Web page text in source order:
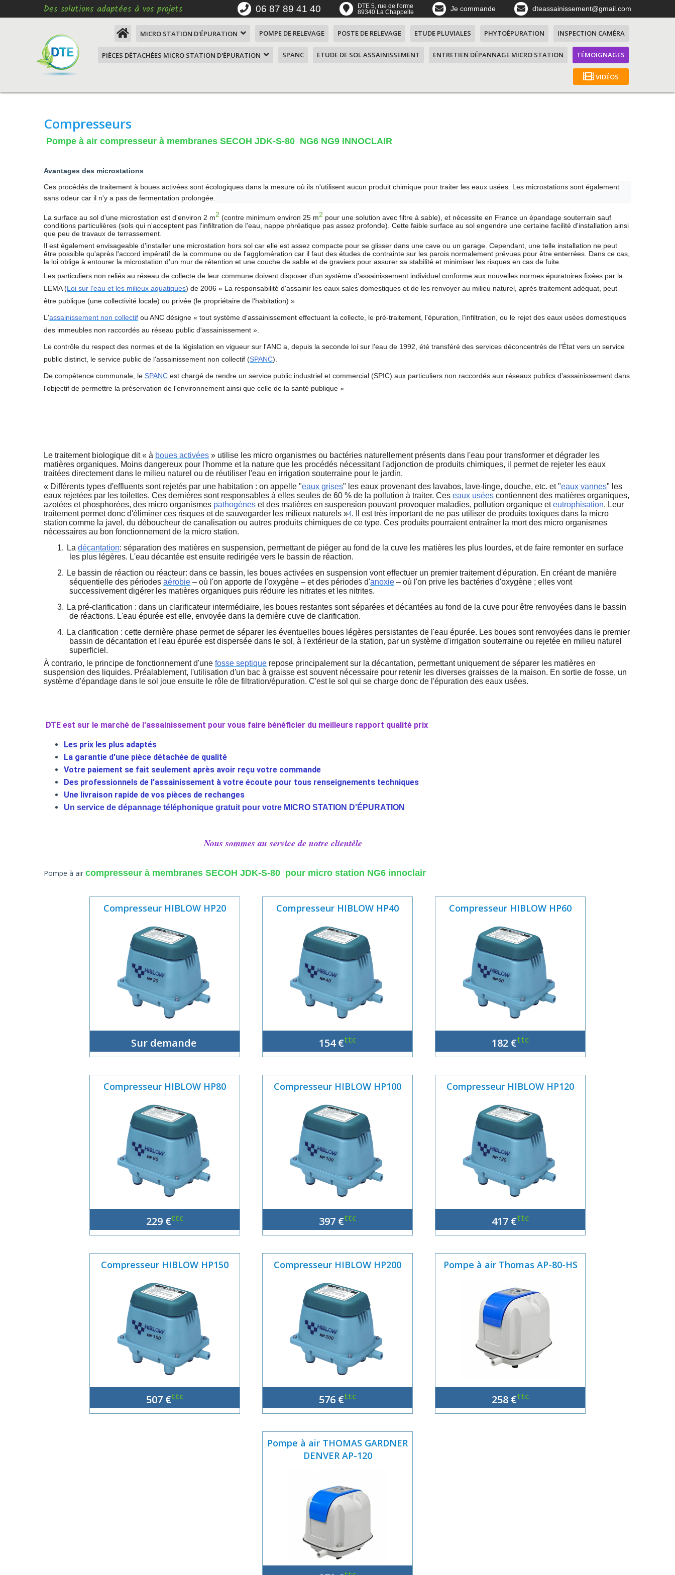
Des solutions adaptées à vos projets 06 87 89 41 40
DTE 5, rue de l'orme
89340 La Chappelle
Je commande dteassainissement@gmail.com
MICRO STATION D'ÉPURATION
Comment remettre aux
assainissement
habitants, mise aux normes
Micro station d'épuration de 1
Micro station d'épuration, 7
Micro station d'épuration 8
Micro station d'épuration 9
habitants
Micro station d'épuration 15
habitants
Micro station d'épuration 22
habitants
Micro station d'épuration 40
habitants
POMPE DE RELEVAGE POSTE DE RELEVAGE ETUDE PLUVIALES PHYTOÉPURATION INSPECTION CAMÉRA
PIÈCES DÉTACHÉES MICRO STATION D'ÉPURATION
Moteur d'épuration VEM LAGON
Moteur d'épuration VEM
surface
Prise étanche
Clapet anti-retour
Clapet anti-retour PVC
Clapet de nez anti-retour
Alarme de niveau
Compresseurs,pompe à air
boitier de commande pour micro station
d'épuration
Vanne PVC piscine
SPANC ETUDE DE SOL ASSAINISSEMENT ENTRETIEN DÉPANNAGE MICRO STATION TÉMOIGNAGES
VIDÉOS
Compresseurs
Pompe à air compresseur à membranes SECOH JDK-S-80 NG6 NG9 INNOCLAIR
Avantages des microstations
Ces procédés de traitement à boues activées sont écologiques dans la mesure où ils n'utilisent aucun produit chimique pour traiter les eaux usées. Les microstations sont également
sans odeur car il n'y a pas de fermentation prolongée.
La surface au sol d'une microstation est d'environ 2 m2 (contre minimum environ 25 m2 pour une solution avec filtre à sable), et nécessite en France un épandage souterrain sauf
conditions particulières (sols qui n'acceptent pas l'infiltration de l'eau, nappe phréatique pas assez profonde). Cette faible surface au sol engendre une certaine facilité d'installation ainsi
que peu de travaux de terrassement.
Il est également envisageable d'installer une microstation hors sol car elle est assez compacte pour se glisser dans une cave ou un garage. Cependant, une telle installation ne peut
être possible qu'après l'accord impératif de la commune ou de l'agglomération car il faut des études de contrainte sur les parois normalement prévues pour être enterrées. Dans ce cas,
la loi oblige à entourer la microstation d'un mur de rétention et une couche de sable et de graviers pour assurer sa stabilité et minimiser les risques en cas de fuite.
Les particuliers non reliés au réseau de collecte de leur commune doivent disposer d'un système d'assainissement individuel conforme aux nouvelles normes épuratoires fixées par la
LEMA (Loi sur l'eau et les milieux aquatiques) de 2006 « La responsabilité d'assainir les eaux sales domestiques et de les renvoyer au milieu naturel, après traitement adéquat, peut
être publique (une collectivité locale) ou privée (le propriétaire de l'habitation) »
L'assainissement non collectif ou ANC désigne « tout système d'assainissement effectuant la collecte, le pré-traitement, l'épuration, l'infiltration, ou le rejet des eaux usées domestiques
des immeubles non raccordés au réseau public d'assainissement ».
Le contrôle du respect des normes et de la législation en vigueur sur l'ANC a, depuis la seconde loi sur l'eau de 1992, été transféré des services déconcentrés de l'État vers un service
public distinct, le service public de l'assainissement non collectif (SPANC).
De compétence communale, le SPANC est chargé de rendre un service public industriel et commercial (SPIC) aux particuliers non raccordés aux réseaux publics d'assainissement dans
l'objectif de permettre la préservation de l'environnement ainsi que celle de la santé publique »
Le traitement biologique dit « à boues activées » utilise les micro organismes ou bactéries naturellement présents dans l'eau pour transformer et dégrader les
matières organiques. Moins dangereux pour l'homme et la nature que les procédés nécessitant l'adjonction de produits chimiques, il permet de rejeter les eaux
traitées directement dans le milieu naturel ou de réutiliser l'eau en irrigation souterraine pour le jardin.
« Différents types d'effluents sont rejetés par une habitation : on appelle "eaux grises" les eaux provenant des lavabos, lave-linge, douche, etc. et "eaux vannes" les
eaux rejetées par les toilettes. Ces dernières sont responsables à elles seules de 60 % de la pollution à traiter. Ces eaux usées contiennent des matières organiques,
azotées et phosphorées, des micro organismes pathogènes et des matières en suspension pouvant provoquer maladies, pollution organique eteutrophisation. Leur
traitement permet donc d'éliminer ces risques et de sauvegarder les milieux naturels »4. Il est très important de ne pas utiliser de produits toxiques dans la micro
station comme la javel, du déboucheur de canalisation ou autres produits chimiques de ce type. Ces produits pourraient entraîner la mort des micro organismes
nécessaires au bon fonctionnement de la micro station.
1. Ladécantation: séparation des matières en suspension, permettant de piéger au fond de la cuve les matières les plus lourdes, et de faire remonter en surface
les plus légères. L'eau décantée est ensuite redirigée vers le bassin de réaction.
2. Le bassin de réaction ou réacteur: dans ce bassin, les boues activées en suspension vont effectuer un premier traitement d'épuration. En créant de manière
séquentielle des périodesaérobie – où l'on apporte de l'oxygène – et des périodes d'anoxie – où l'on prive les bactéries d'oxygène ; elles vont
successivement digérer les matières organiques puis réduire les nitrates et les nitrites.
3. La pré-clarification : dans un clarificateur intermédiaire, les boues restantes sont séparées et décantées au fond de la cuve pour être renvoyées dans le bassin
de réactions. L'eau épurée est elle, envoyée dans la dernière cuve de clarification.
4. La clarification : cette dernière phase permet de séparer les éventuelles boues légères persistantes de l'eau épurée. Les boues sont renvoyées dans le premier
bassin de décantation et l'eau épurée est dispersée dans le sol, à l'extérieur de la station, par un système d'irrigation souterraine ou rejetée en milieu naturel
superficiel.
À contrario, le principe de fonctionnement d'une fosse septique repose principalement sur la décantation, permettant uniquement de séparer les matières en
suspension des liquides. Préalablement, l'utilisation d'un bac à graisse est souvent nécessaire pour retenir les diverses graisses de la maison. En sortie de fosse, un
système d'épandage dans le sol joue ensuite le rôle de filtration/épuration. C'est le sol qui se charge donc de l'épuration des eaux usées.
DTE est sur le marché de l'assainissement pour vous faire bénéficier du meilleurs rapport qualité prix
Les prix les plus adaptés
La garantie d'une pièce détachée de qualité
Votre paiement se fait seulement après avoir reçu votre commande
Des professionnels de l'assainissement à votre écoute pour tous renseignements techniques
Une livraison rapide de vos pièces de rechanges
Un service de dépannage téléphonique gratuit pour votre MICRO STATION D'ÉPURATION
Nous sommes au service de notre clientèle
Pompe à air compresseur à membranes SECOH JDK-S-80 pour micro station NG6 innoclair
Compresseur HIBLOW HP20
Sur demande
Compresseur HIBLOW HP40
154 €ttc
Compresseur HIBLOW HP60
182 €ttc
Compresseur HIBLOW HP80
229 €ttc
Compresseur HIBLOW HP100
397 €ttc
Compresseur HIBLOW HP120
417 €ttc
Compresseur HIBLOW HP150
507 €ttc
Compresseur HIBLOW HP200
576 €ttc
Pompe à air Thomas AP-80-HS
258 €ttc
Pompe à air THOMAS GARDNER
DENVER AP-120